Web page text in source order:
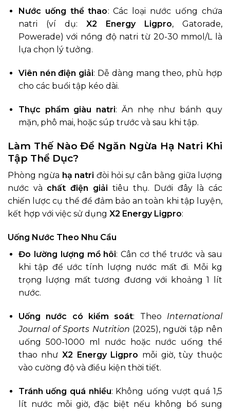
Nước uống thể thao: Các loại nước uống chứa
natri (ví dụ: X2 Energy Ligpro, Gatorade,
Powerade) với nồng độ natri từ 20-30 mmol/L là
lựa chọn lý tưởng.
Viên nén điện giải: Dễ dàng mang theo, phù hợp
cho các buổi tập kéo dài.
Thực phẩm giàu natri: Ăn nhẹ như bánh quy
mặn, phô mai, hoặc súp trước và sau khi tập.
Làm Thế Nào Để Ngăn Ngừa Hạ Natri Khi
Tập Thể Dục?
Phòng ngừa hạ natri đòi hỏi sự cân bằng giữa lượng
nước và chất điện giải tiêu thụ. Dưới đây là các
chiến lược cụ thể để đảm bảo an toàn khi tập luyện,
kết hợp với việc sử dụng X2 Energy Ligpro:
Uống Nước Theo Nhu Cầu
Đo lường lượng mồ hôi: Cân cơ thể trước và sau
khi tập để ước tính lượng nước mất đi. Mỗi kg
trọng lượng mất tương đương với khoảng 1 lít
nước.
Uống nước có kiểm soát: Theo International
Journal of Sports Nutrition (2025), người tập nên
uống 500-1000 ml nước hoặc nước uống thể
thao nhưX2 Energy Ligpro mỗi giờ, tùy thuộc
vào cường độ và điều kiện thời tiết.
Tránh uống quá nhiều: Không uống vượt quá 1,5
lít nước mỗi giờ, đặc biệt nếu không bổ sung